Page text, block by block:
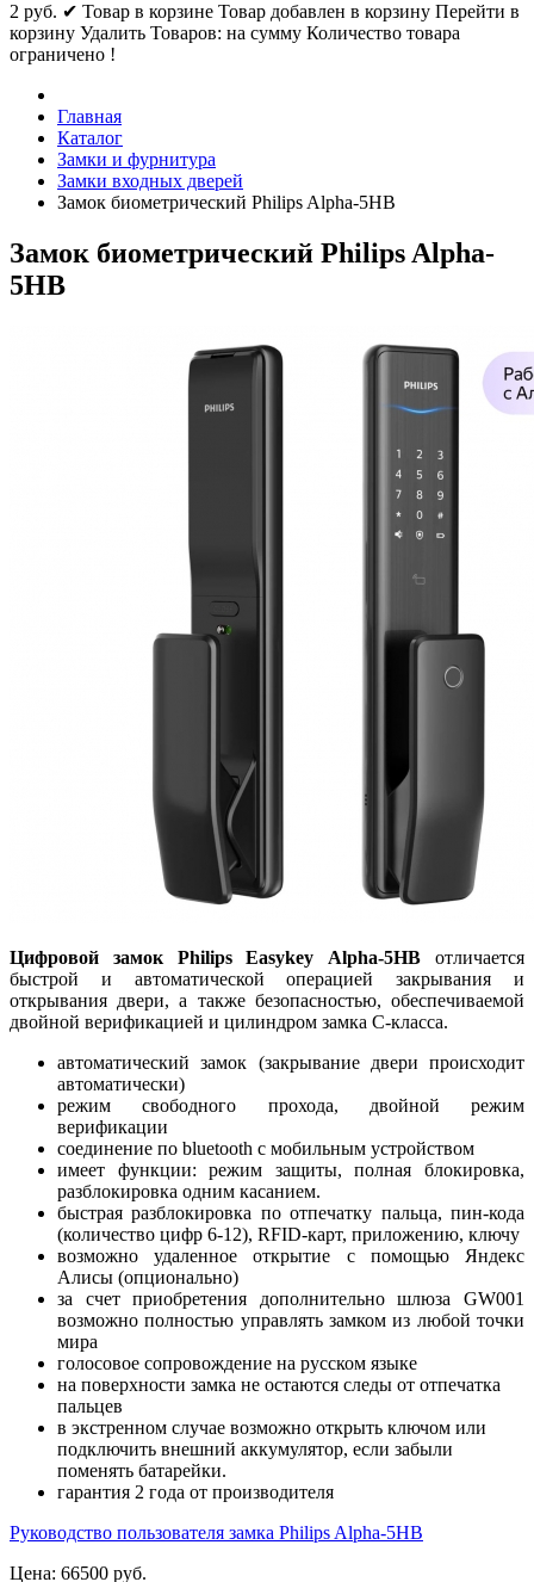
2 руб. ✔ Товар в корзине Товар добавлен в корзину Перейти в
корзину Удалить Товаров: на сумму Количество товара
ограничено !
Главная
Каталог
Замки и фурнитура
Замки входных дверей
Замок биометрический Philips Alpha-5HB
Замок биометрический Philips Alpha-
5HB
Цифровой замок Philips Easykey Alpha-5HB отличается
быстрой и автоматической операцией закрывания и
открывания двери, а также безопасностью, обеспечиваемой
двойной верификацией и цилиндром замка C-класса.
автоматический замок (закрывание двери происходит
автоматически)
режим свободного прохода, двойной режим
верификации
соединение по bluetooth с мобильным устройством
имеет функции: режим защиты, полная блокировка,
разблокировка одним касанием.
быстрая разблокировка по отпечатку пальца, пин-кода
(количество цифр 6-12), RFID-карт, приложению, ключу
возможно удаленное открытие с помощью Яндекс
Алисы (опционально)
за счет приобретения дополнительно шлюза GW001
возможно полностью управлять замком из любой точки
мира
голосовое сопровождение на русском языке
на поверхности замка не остаются следы от отпечатка
пальцев
в экстренном случае возможно открыть ключом или
подключить внешний аккумулятор, если забыли
поменять батарейки.
гарантия 2 года от производителя
Руководство пользователя замка Philips Alpha-5HB
Цена: 66500 руб.